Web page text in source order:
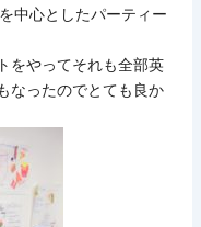
中心としたパーティー
をやってそれも全部英
なったのでとても良か